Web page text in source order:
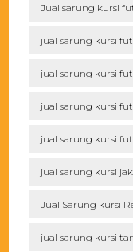
Jual sarung kursi
jual sarung kursi
jual sarung kursi
jual sarung kursi
jual sarung kursi
jual sarung kursi
Jual Sarung kursi
jual sarung kursi